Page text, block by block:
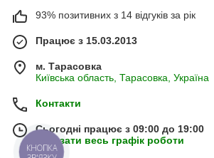
93% позитивних з 14 відгуків за рік
Працює з 15.03.2013
м. Тарасовка
Київська область, Тарасовка, Україна
Контакти
Сьогодні працює з 09:00 до 19:00
Показати весь графік роботи
КНОПКА